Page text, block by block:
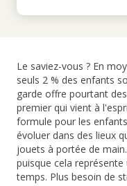
Le saviez-vous ? En
seuls 2 % des enfants
garde offre pourtant
premier qui vient à
formule pour les
évoluer dans des lieux
jouets à portée de
puisque cela
temps. Plus besoin de